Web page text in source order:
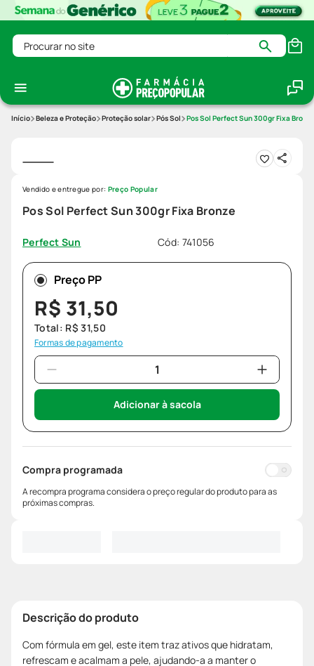
Procurar no site
Beleza e Proteção Proteção solar Pós Sol Pos Sol Perfect Sun 300gr Fixa Bronze
Pos Sol Perfect Sun 300gr Fixa Bronze
Perfect Sun Cód: 741056
Vendido e entregue por: Preço Popular
Preço PP
R$ 31,50
Total: R$ 31,50
Formas de pagamento
Adicionar à sacola
Compra programada
A recompra programa considera o preço regular do produto para as
próximas compras.
Descrição do produto
Com fórmula em gel, este item traz ativos que hidratam,
refrescam e acalmam a pele, ajudando-a a manter o